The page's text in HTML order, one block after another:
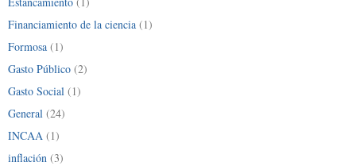
Financiamiento de la ciencia (1)
Formosa (1)
Gasto Público (2)
Gasto Social (1)
General (24)
INCAA (1)
inflación (3)